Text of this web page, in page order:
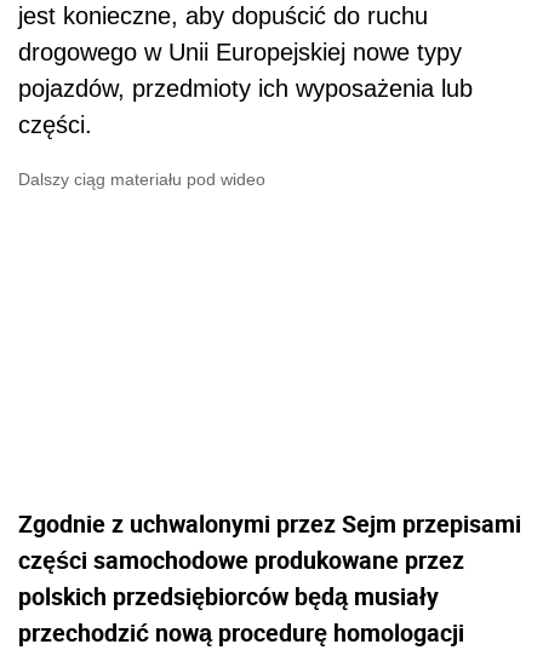
jest konieczne, aby dopuścić do ruchu
drogowego w Unii Europejskiej nowe typy
pojazdów, przedmioty ich wyposażenia lub
części.
Dalszy ciąg materiału pod wideo
Zgodnie z uchwalonymi przez Sejm przepisami
części samochodowe produkowane przez
polskich przedsiębiorców będą musiały
przechodzić nową procedurę homologacji